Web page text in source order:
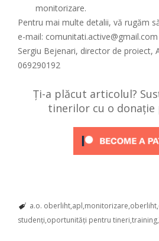
monitorizare.
Pentru mai multe detalii, vă rugăm
e-mail: comunitati.active@gmail.com
Sergiu Bejenari, director de proiect,
069290192
Ți-a plăcut articolul?
tinerilor cu o donație
a.o. oberliht apl monitorizare oberliht
studenți oportunități pentru tineri training